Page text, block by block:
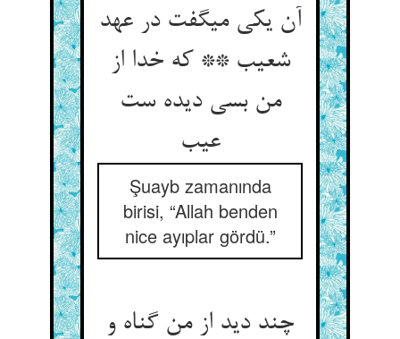
آن یکی می‏گفت در عهد
شعیب ** که خدا از
من بسی دیده ست
عیب‏
Şuayb zamanında
birisi, “Allah benden
nice ayıplar gördü.”
چند دید از من گناه و